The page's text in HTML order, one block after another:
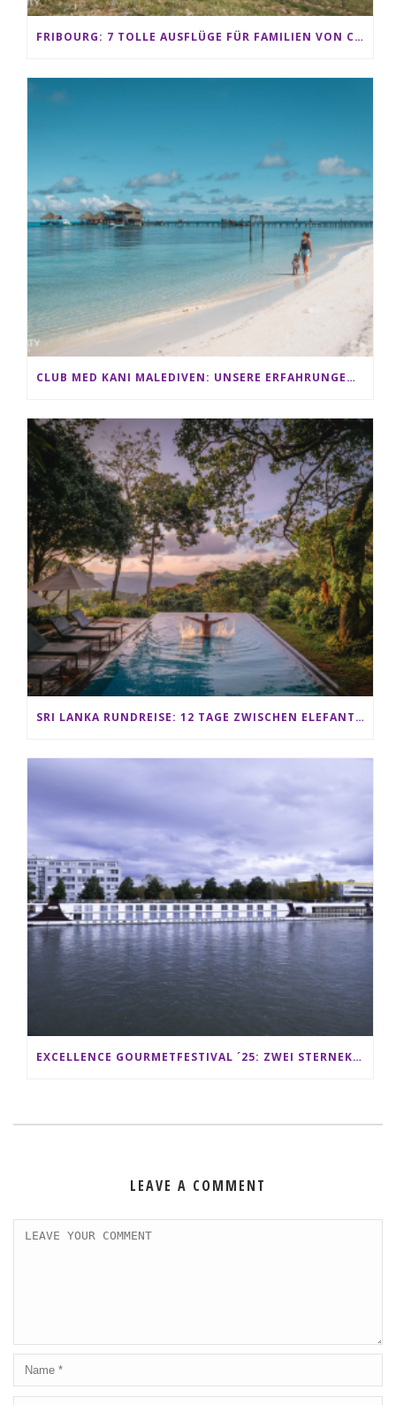
FRIBOURG: 7 TOLLE AUSFLÜGE FÜR FAMILIEN VON CHARMEY BIS LES PACCOTS
CLUB MED KANI MALEDIVEN: UNSERE ERFAHRUNGEN IM ALL-INCLUSIVE PARADIES
SRI LANKA RUNDREISE: 12 TAGE ZWISCHEN ELEFANTEN, TEEPLANTAGEN & STRAND ALS FAMILIE
EXCELLENCE GOURMETFESTIVAL ´25: ZWEI STERNEKÖCHE ANTONIO GUIDA & DARIO MORESCO VERWÖHNEN IHRE GÄSTE AUF EINER LUXERIÖSEN SCHIFFSREISE
LEAVE A COMMENT